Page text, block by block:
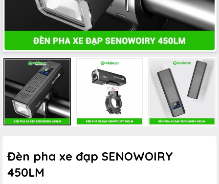
Đèn pha xe đạp SENOWOIRY
450LM